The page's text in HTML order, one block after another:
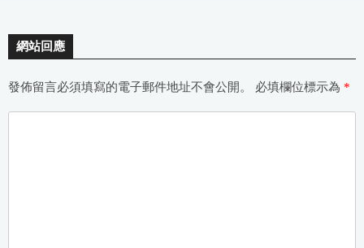
網站回應
發佈留言必須填寫的電子郵件地址不會公開。 必填欄位標示為 *